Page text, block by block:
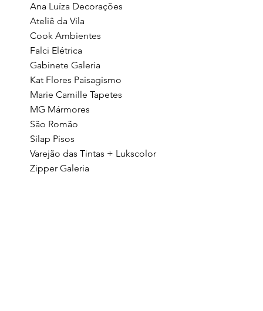
Ana Luíza Decorações
Ateliê da Vila
Cook Ambientes
Falci Elétrica
Gabinete Galeria
Kat Flores Paisagismo
Marie Camille Tapetes
MG Mármores
São Romão
Silap Pisos
Varejão das Tintas + Lukscolor
Zipper Galeria